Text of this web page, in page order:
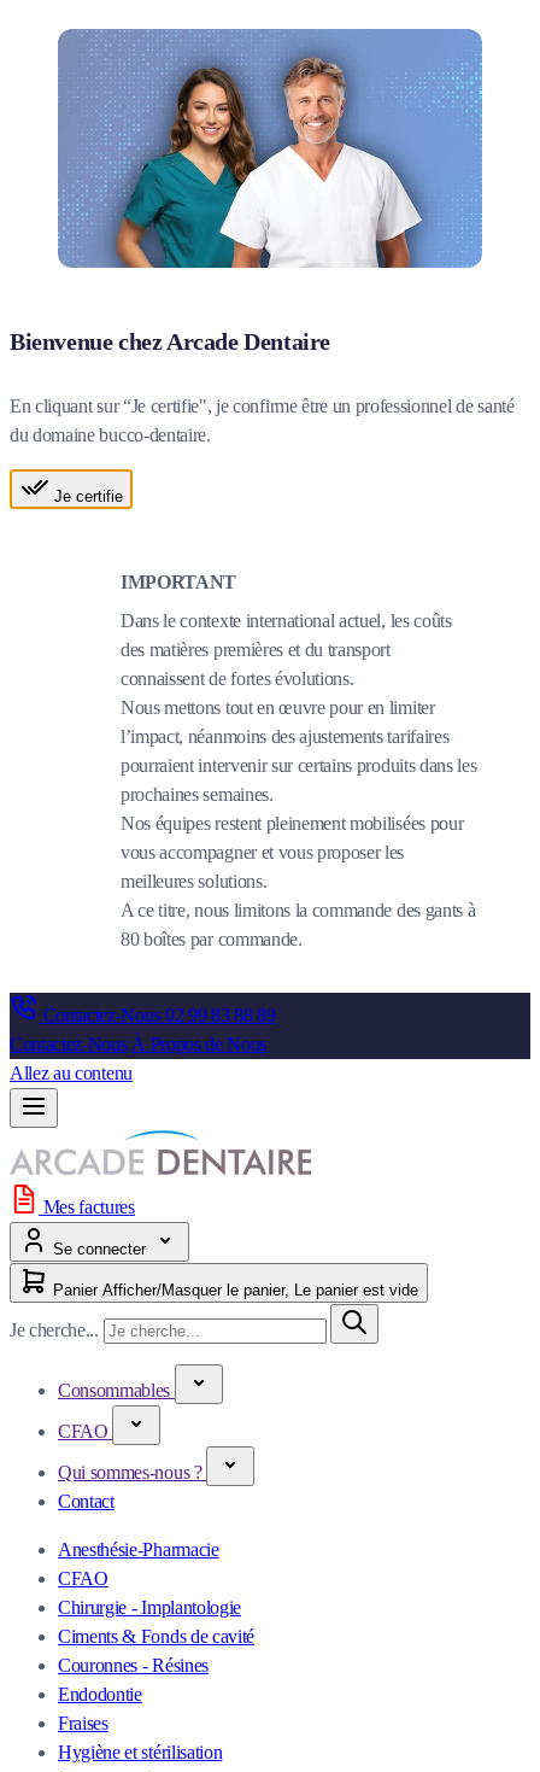
Bienvenue chez Arcade Dentaire
En cliquant sur “Je certifie", je confirme être un professionnel de santé
du domaine bucco-dentaire.
Je certifie
IMPORTANT
Dans le contexte international actuel, les coûts
des matières premières et du transport
connaissent de fortes évolutions.
Nous mettons tout en œuvre pour en limiter
l’impact, néanmoins des ajustements tarifaires
pourraient intervenir sur certains produits dans les
prochaines semaines.
Nos équipes restent pleinement mobilisées pour
vous accompagner et vous proposer les
meilleures solutions.
A ce titre, nous limitons la commande des gants à
80 boîtes par commande.
Contactez-Nous02 99 83 88 89
Contactez-Nous À Propos de Nous
Allez au contenu
Mes factures
Se connecter
Panier Afficher/Masquer le panier, Le panier est vide
Je cherche...
Consommables
CFAO
Qui sommes-nous ?
Contact
Anesthésie-Pharmacie
CFAO
Chirurgie - Implantologie
Ciments & Fonds de cavité
Couronnes - Résines
Endodontie
Fraises
Hygiène et stérilisation